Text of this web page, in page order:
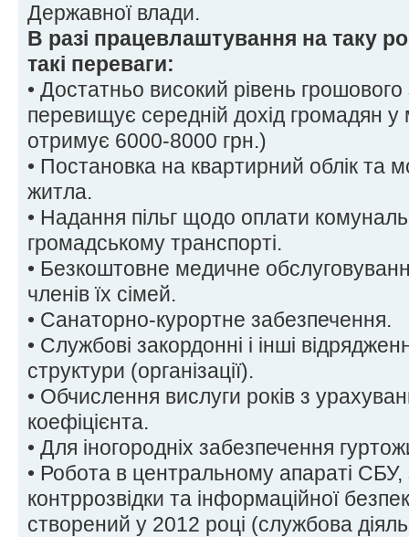
Державної влади.
В разі працевлаштування на таку
такі переваги:
• Достатньо високий рівень
перевищує середній дохід громадян у
отримує 6000-8000 грн.)
• Постановка на квартирний облік та
житла.
• Надання пільг щодо оплати
громадському транспорті.
• Безкоштовне медичне
членів їх сімей.
• Санаторно-курортне забезпечення.
• Службові закордонні і інші
структури (організації).
• Обчислення вислуги років з
коефіцієнта.
• Для іногородніх забезпечення
• Робота в центральному апараті
контррозвідки та інформаційної
створений у 2012 році (службова